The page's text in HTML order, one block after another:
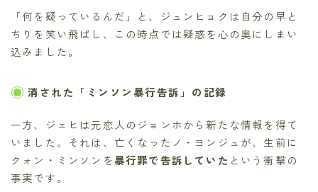
「何を疑っているんだ」と、ジュンヒョクは自分の早と
ちりを笑い飛ばし、この時点では疑惑を心の奥にしまい
込みました。
消された「ミンソン暴行告訴」の記録
一方、ジェヒは元恋人のジョンホから新たな情報を得て
いました。それは、亡くなったノ・ヨンジュが、生前に
クォン・ミンソンを暴行罪で告訴していた という衝撃の
事実です。